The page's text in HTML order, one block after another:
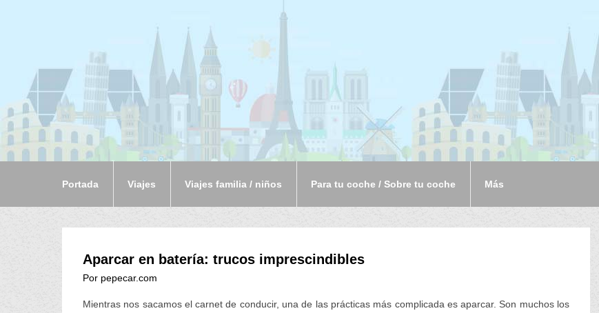
Portada Viajes Viajes familia / niños Para tu coche / Sobre tu coche Más
Aparcar en batería: trucos imprescindibles
Por pepecar.com
Mientras nos sacamos el carnet de conducir, una de las prácticas más complicada es aparcar. Son muchos los